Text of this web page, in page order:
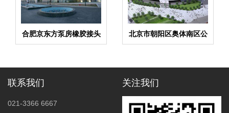
合肥京东方泵房橡胶接头
案例
北京市朝阳区奥体南区公
交奥体东站项目弹簧减振
联系我们
021-3366 6667
关注我们